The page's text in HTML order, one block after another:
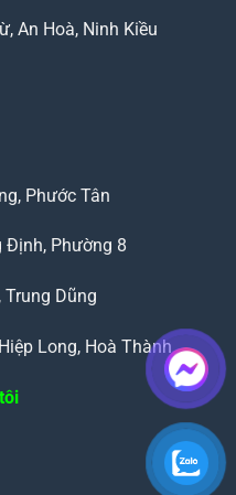
An Hoà, Ninh Kiều
Phước Tân
Định, Phường 8
Dũng
Long, Hoà Thành